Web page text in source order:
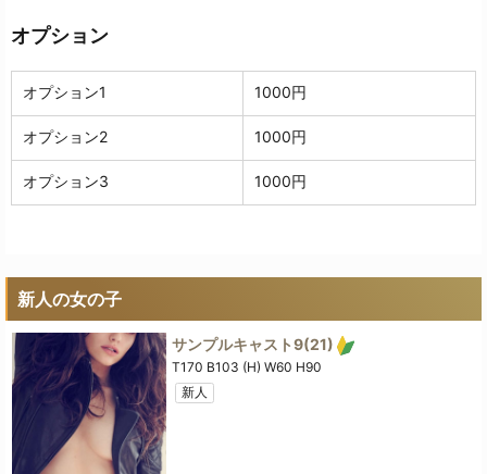
オプション
オプション1 1000円
オプション2 1000円
オプション3 1000円
新人の女の子
サンプルキャスト9(21)
T170 B103 (H) W60 H90
新人